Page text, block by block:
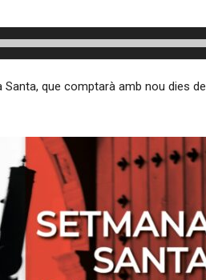
que comptarà amb nou dies de